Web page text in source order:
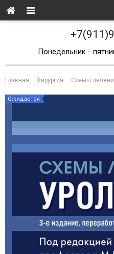
Понедельник -
Главная — Хирургия — Схемы
Ожидается